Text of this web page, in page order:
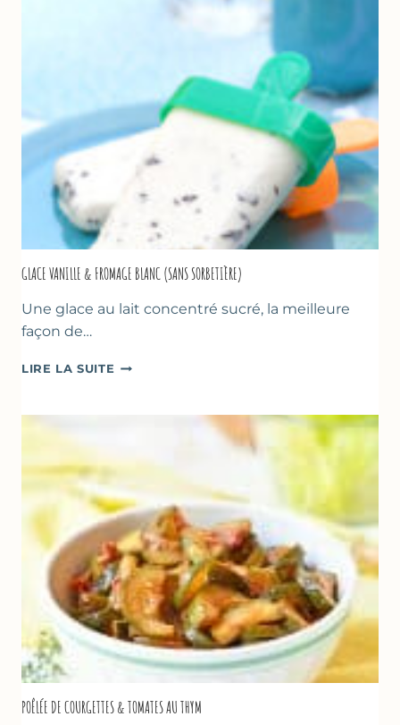
COURGETTE…
GLACE VANILLE & FROMAGE BLANC (SANS SORBETIÈRE)
Une glace au lait concentré sucré, la meilleure
façon de…
LIRE LA SUITE GLACE
POÊLÉE DE COURGETTES & TOMATES AU THYM